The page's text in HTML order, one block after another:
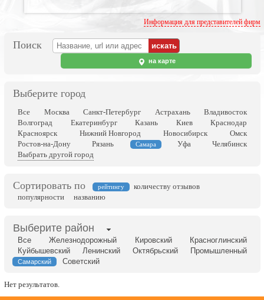
Информация для представителей фирм
Поиск
на карте
Выберите город
Все Москва Санкт-Петербург Астрахань
Владивосток
Волгоград
Екатеринбург Казань Киев
Краснодар
Красноярск
Нижний Новгород Новосибирск
Омск
Ростов-на-Дону
Рязань Самара Уфа
Челябинск
Выбрать другой город
Сортировать по рейтингу
количеству отзывов
популярности
названию
Выберите район
Все Железнодорожный Кировский
Красноглинский
Куйбышевский
Ленинский Октябрьский Промышленный
Самарский Советский
Нет результатов.